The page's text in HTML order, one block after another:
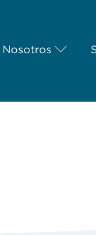
Nosotros